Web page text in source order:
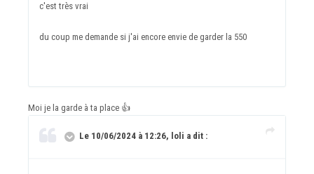
c'est très vrai
du coup me demande si j'ai encore envie de garder la 550
Moi je la garde à ta place 👍
Le 10/06/2024 à 12:26, loli a dit :